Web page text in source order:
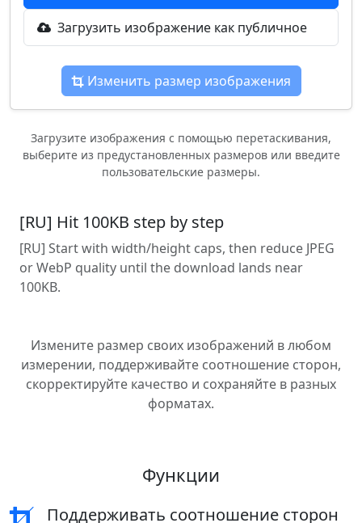
Загрузить изображение как публичное
Изменить размер изображения
Загрузите изображения с помощью перетаскивания,
выберите из предустановленных размеров или введите
пользовательские размеры.
[RU] Hit 100KB step by step
[RU] Start with width/height caps, then reduce JPEG
or WebP quality until the download lands near
100KB.
Измените размер своих изображений в любом
измерении, поддерживайте соотношение сторон,
скорректируйте качество и сохраняйте в разных
форматах.
Функции
Поддерживать соотношение сторон